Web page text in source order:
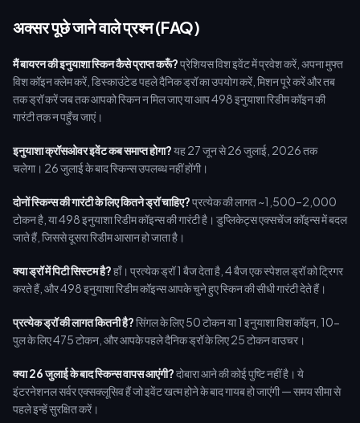
अक्सर पूछे जाने वाले प्रश्न (FAQ)
मैं बायरन की इनुयाशा स्किन कैसे प्राप्त करूँ?प्रेशियस विश इवेंट में प्रवेश करें, अपना मुफ्त
विश कॉइन क्लेम करें, डिस्काउंटेड पहले दैनिक ड्रॉ का उपयोग करें, मिशन पूरे करें और तब
तक ड्रॉ करें जब तक आपको स्किन न मिल जाए या आप 498 इनुयाशा रिडीम कॉइन की
गारंटी तक न पहुँच जाएं।
इनुयाशा क्रॉसओवर इवेंट कब समाप्त होगा?यह 27 जून से 26 जुलाई, 2026 तक
चलेगा। 26 जुलाई के बाद स्किन्स उपलब्ध नहीं होंगी।
दोनों स्किन्स की गारंटी के लिए कितने ड्रॉ चाहिए?प्रत्येक की लागत ~1,500–2,000
टोकन है, या 498 इनुयाशा रिडीम कॉइन्स की गारंटी है। डुप्लिकेट्स एक्सचेंज कॉइन्स में बदल
जाते हैं, जिससे दूसरा रिडीम आसान हो जाता है।
क्या ड्रॉ में पिटी सिस्टम है?हाँ। प्रत्येक ड्रॉ 1 बैज देता है, 4 बैज एक स्पेशल ड्रॉ को ट्रिगर
करते हैं, और 498 इनुयाशा रिडीम कॉइन्स आपके चुने हुए स्किन की सीधी गारंटी देते हैं।
प्रत्येक ड्रॉ की लागत कितनी है?सिंगल के लिए 50 टोकन या 1 इनुयाशा विश कॉइन, 10-
पुल के लिए 475 टोकन, और आपके पहले दैनिक ड्रॉ के लिए 25 टोकन वाउचर।
क्या 26 जुलाई के बाद स्किन्स वापस आएंगी?दोबारा आने की कोई पुष्टि नहीं है। ये
इंटरनेशनल सर्वर एक्सक्लूसिव हैं जो इवेंट खत्म होने के बाद गायब हो जाएंगी — समय सीमा से
पहले इन्हें सुरक्षित करें।